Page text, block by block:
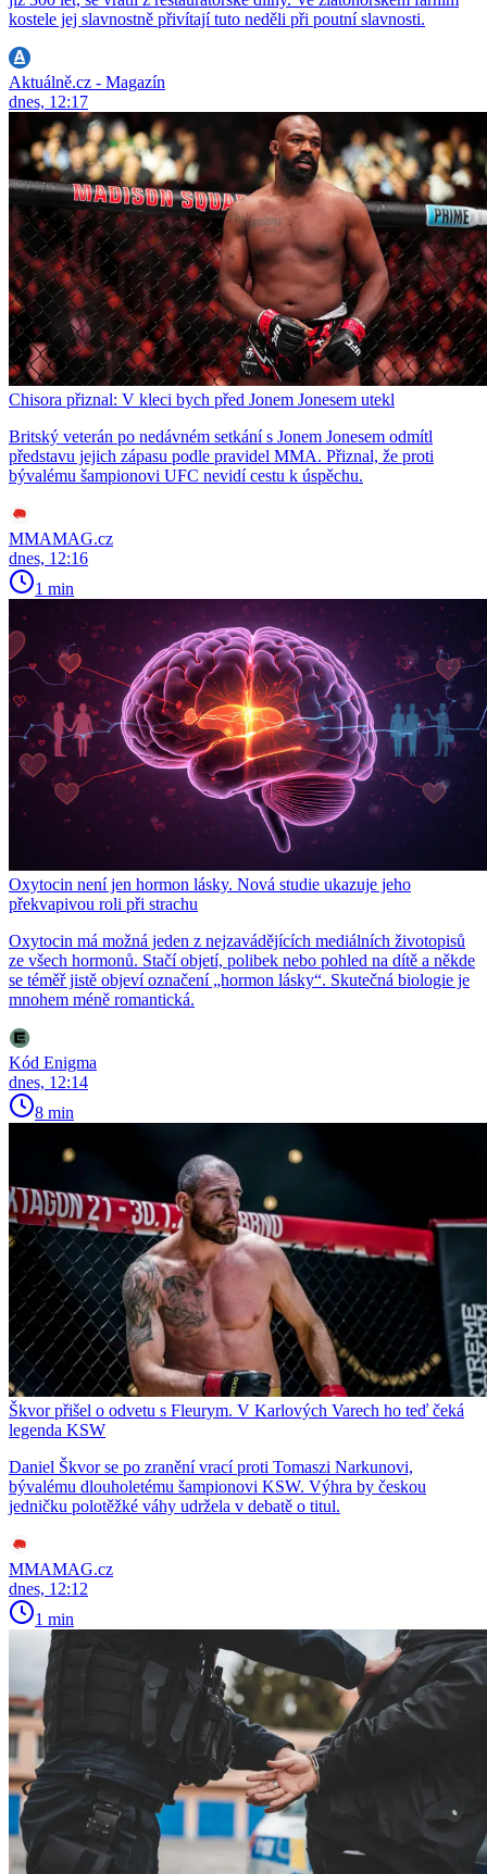
kostele jej slavnostně přivítají tuto neděli při poutní slavnosti.
Aktuálně.cz - Magazín
dnes, 12:17
Chisora přiznal: V kleci bych před Jonem Jonesem utekl
Britský veterán po nedávném setkání s Jonem Jonesem odmítl
představu jejich zápasu podle pravidel MMA. Přiznal, že proti
bývalému šampionovi UFC nevidí cestu k úspěchu.
MMAMAG.cz
dnes, 12:16
1 min
Oxytocin není jen hormon lásky. Nová studie ukazuje jeho
překvapivou roli při strachu
Oxytocin má možná jeden z nejzavádějících mediálních životopisů
ze všech hormonů. Stačí objetí, polibek nebo pohled na dítě a někde
se téměř jistě objeví označení „hormon lásky“. Skutečná biologie je
mnohem méně romantická.
Kód Enigma
dnes, 12:14
8 min
Škvor přišel o odvetu s Fleurym. V Karlových Varech ho teď čeká
legenda KSW
Daniel Škvor se po zranění vrací proti Tomaszi Narkunovi,
bývalému dlouholetému šampionovi KSW. Výhra by českou
jedničku polotěžké váhy udržela v debatě o titul.
MMAMAG.cz
dnes, 12:12
1 min